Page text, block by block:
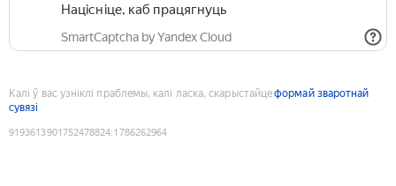
Націсніце, каб працягнуць
SmartCaptcha by Yandex Cloud
Калі ў вас узніклі праблемы, калі ласка, скарыстайцеформай зваротнай
сувязі
9193613901752478824:1786262964